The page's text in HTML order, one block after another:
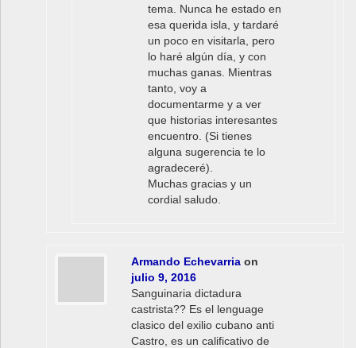
tema. Nunca he estado en
esa querida isla, y tardaré
un poco en visitarla, pero
lo haré algún día, y con
muchas ganas. Mientras
tanto, voy a
documentarme y a ver
que historias interesantes
encuentro. (Si tienes
alguna sugerencia te lo
agradeceré).
Muchas gracias y un
cordial saludo.
Armando Echevarriaon
julio 9, 2016
Sanguinaria dictadura
castrista?? Es el lenguage
clasico del exilio cubano anti
Castro, es un calificativo de